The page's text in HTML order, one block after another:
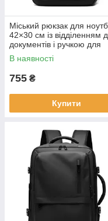
Міський рюкзак для
42×30 см із відділенням
документів і ручкою для
перенесення KAY
В наявності
755 ₴
Купити